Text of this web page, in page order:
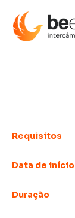
Requisitos
Data de início
Duração